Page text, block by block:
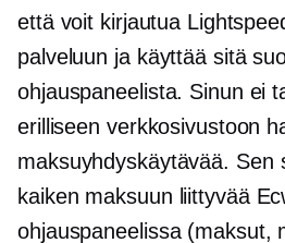
että voit kirjautua
palveluun ja käyttää sitä
ohjauspaneelista. Sinun ei
erilliseen verkkosivustoon
maksuyhdyskäytävää. Sen
kaiken maksuun liittyvää
ohjauspaneelissa (maksut,